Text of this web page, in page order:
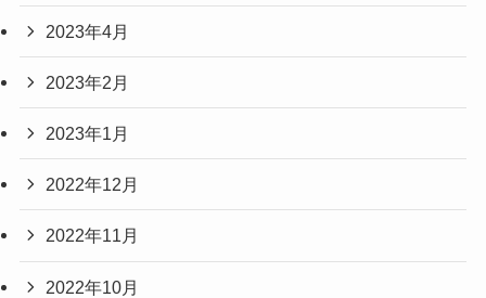
2023年4月
2023年2月
2023年1月
2022年12月
2022年11月
2022年10月